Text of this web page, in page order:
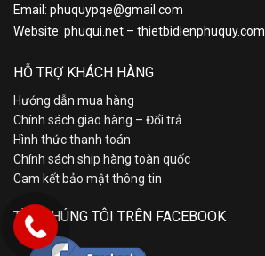
Email: phuquypqe@gmail.com
Website: phuqui.net – thietbidienphuquy.com
HỖ TRỢ KHÁCH HÀNG
Hướng dẫn mua hàng
Chính sách giao hàng – Đổi trả
Hình thức thanh toán
Chính sách ship hàng toàn quốc
Cam kết bảo mật thông tin
TÌM CHÚNG TÔI TRÊN FACEBOOK